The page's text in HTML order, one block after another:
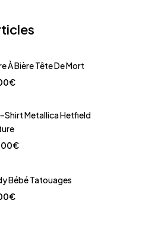
À Bière Tête De Mort
€
Shirt Metallica Hetfield
€
Bébé Tatouages
€